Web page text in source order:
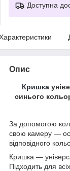
Доступна
Опис
Кришка
синього
За допомогою
свою камеру —
відповідного
Кришка —
Підходить для